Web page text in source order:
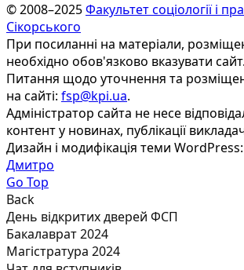
© 2008–2025Факультет соціології і
Сікорського
При посиланні на матеріали,
необхідно обов'язково вказувати сайт.
Питання щодо уточнення та
на сайті: fsp@kpi.ua.
Адміністратор сайта не несе
контент у новинах, публікації
Дизайн і модифікація теми WordPress:
Дмитро
Go Top
Back
День відкритих дверей ФСП
Бакалаврат 2024
Магістратура 2024